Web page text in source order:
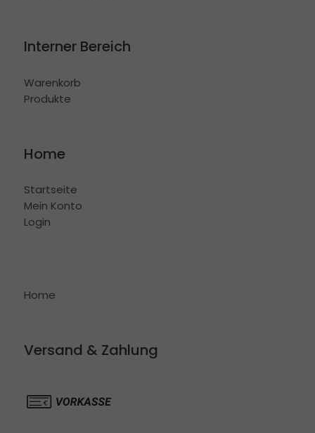
Interner Bereich
Warenkorb
Produkte
Home
Startseite
Mein Konto
Login
Home
Versand & Zahlung